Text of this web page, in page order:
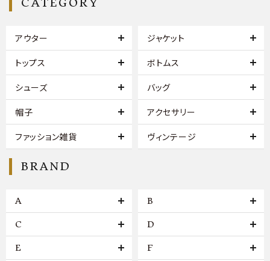
アウター ジャケット
トップス ボトムス
シューズ バッグ
帽子 アクセサリー
ファッション雑貨 ヴィンテージ
BRAND
A B
C D
E F